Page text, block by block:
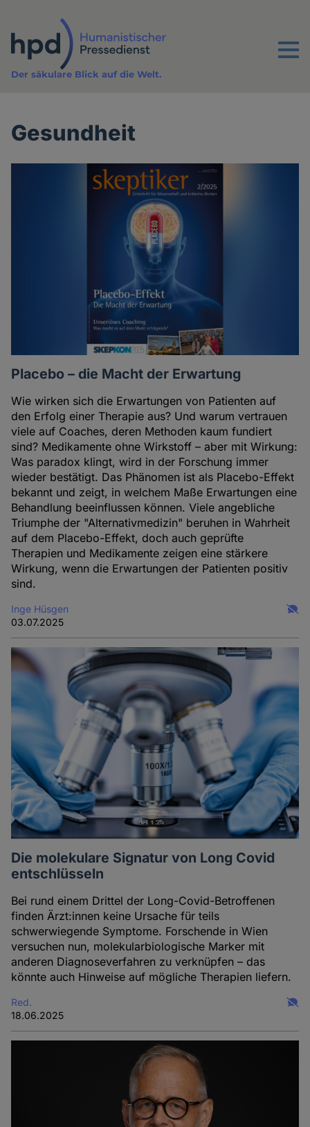
Inhalt
Menu
Der säkulare Blick auf die Welt.
Gesundheit
Placebo – die Macht der Erwartung
Wie wirken sich die Erwartungen von Patienten auf
den Erfolg einer Therapie aus? Und warum vertrauen
viele auf Coaches, deren Methoden kaum fundiert
sind? Medikamente ohne Wirkstoff – aber mit Wirkung:
Was paradox klingt, wird in der Forschung immer
wieder bestätigt. Das Phänomen ist als Placebo-Effekt
bekannt und zeigt, in welchem Maße Erwartungen eine
Behandlung beeinflussen können. Viele angebliche
Triumphe der "Alternativmedizin" beruhen in Wahrheit
auf dem Placebo-Effekt, doch auch geprüfte
Therapien und Medikamente zeigen eine stärkere
Wirkung, wenn die Erwartungen der Patienten positiv
sind.
Inge Hüsgen
03.07.2025
Die molekulare Signatur von Long Covid
entschlüsseln
Bei rund einem Drittel der Long-Covid-Betroffenen
finden Ärzt:innen keine Ursache für teils
schwerwiegende Symptome. Forschende in Wien
versuchen nun, molekularbiologische Marker mit
anderen Diagnoseverfahren zu verknüpfen – das
könnte auch Hinweise auf mögliche Therapien liefern.
Red.
18.06.2025